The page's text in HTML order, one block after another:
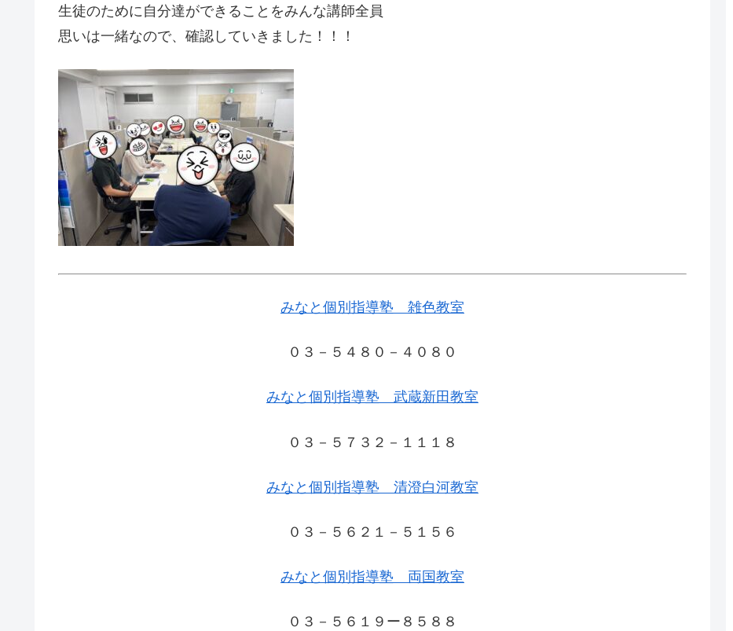
生徒のために自分達ができることをみんな講師全員
思いは一緒なので、確認していきました！！！
みなと個別指導塾 雑色教室
０３－５４８０－４０８０
みなと個別指導塾 武蔵新田教室
０３－５７３２－１１１８
みなと個別指導塾 清澄白河教室
０３－５６２１－５１５６
みなと個別指導塾 両国教室
０３－５６１９ー８５８８